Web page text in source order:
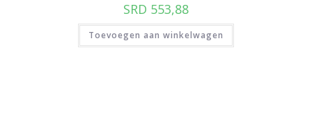
SRD 553,88
Toevoegen aan winkelwagen